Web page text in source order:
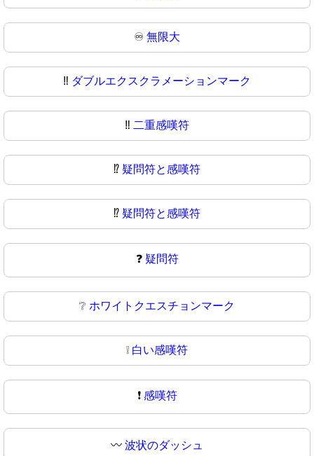
♾ 無限大
‼️ ダブルエクスクラメーションマーク
‼ 二重感嘆符
⁉️ 疑問符と感嘆符
⁉ 疑問符と感嘆符
❓ 疑問符
❔ ホワイトクエスチョンマーク
❕ 白い感嘆符
❗ 感嘆符
〰️ 波状のダッシュ